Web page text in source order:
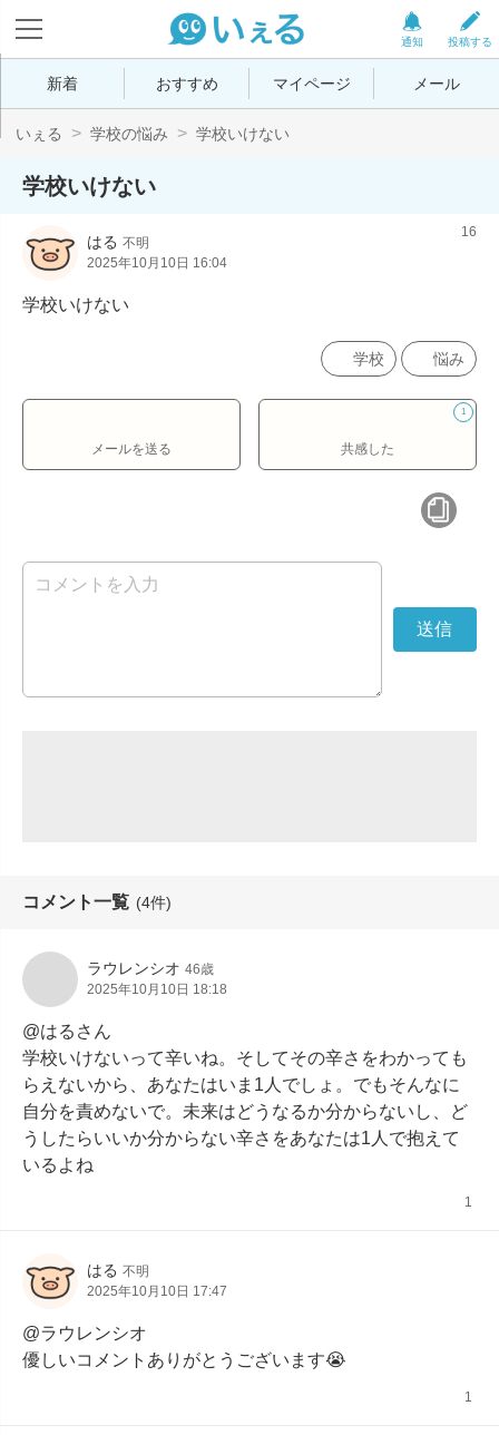
投稿する
通知
新着 おすすめ マイページ メール
いぇる 学校の悩み 学校いけない
学校いけない
はる 不明
2025年10月10日 16:04
16
学校いけない
学校 悩み
メールを送る
1
共感した
コメント一覧 (4件)
ラウレンシオ 46歳
2025年10月10日 18:18
@はるさん
学校いけないって辛いね。そしてその辛さをわかっても
らえないから、あなたはいま1人でしょ。でもそんなに
自分を責めないで。未来はどうなるか分からないし、ど
うしたらいいか分からない辛さをあなたは1人で抱えて
いるよね
1
はる 不明
2025年10月10日 17:47
@ラウレンシオ
優しいコメントありがとうございます😭
1